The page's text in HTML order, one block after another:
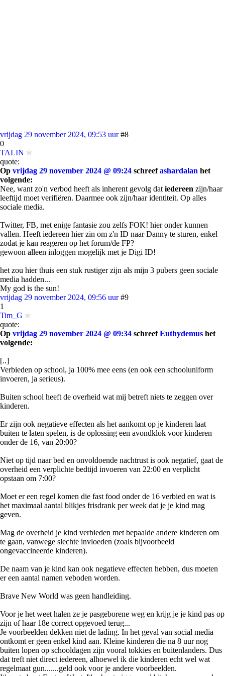
vrijdag 29 november 2024, 09:53 uur #8
0
TALIN
quote:
Op vrijdag 29 november 2024 @ 09:24 schreefashardalan het
volgende:
Nee, want zo'n verbod heeft als inherent gevolg dat iedereen zijn/haar
leeftijd moet verifiëren. Daarmee ook zijn/haar identiteit. Op alles
sociale media.
Twitter, FB, met enige fantasie zou zelfs FOK! hier onder kunnen
vallen. Heeft iedereen hier zin om z'n ID naar Danny te sturen, enkel
zodat je kan reageren op het forum/de FP?
gewoon alleen inloggen mogelijk met je Digi ID!
het zou hier thuis een stuk rustiger zijn als mijn 3 pubers geen sociale
media hadden...
My god is the sun!
vrijdag 29 november 2024, 09:56 uur #9
1
Tim_G
quote:
Op vrijdag 29 november 2024 @ 09:34 schreefEuthydemus het
volgende:
[..]
Verbieden op school, ja 100% mee eens (en ook een schooluniform
invoeren, ja serieus).
Buiten school heeft de overheid wat mij betreft niets te zeggen over
kinderen.
Er zijn ook negatieve effecten als het aankomt op je kinderen laat
buiten te laten spelen, is de oplossing een avondklok voor kinderen
onder de 16, van 20:00?
Niet op tijd naar bed en onvoldoende nachtrust is ook negatief, gaat de
overheid een verplichte bedtijd invoeren van 22:00 en verplicht
opstaan om 7:00?
Moet er een regel komen die fast food onder de 16 verbied en wat is
het maximaal aantal blikjes frisdrank per week dat je je kind mag
geven.
Mag de overheid je kind verbieden met bepaalde andere kinderen om
te gaan, vanwege slechte invloeden (zoals bijvoorbeeld
ongevaccineerde kinderen).
De naam van je kind kan ook negatieve effecten hebben, dus moeten
er een aantal namen veboden worden.
Brave New World was geen handleiding.
Voor je het weet halen ze je pasgeborene weg en krijg je je kind pas op
zijn of haar 18e correct opgevoed terug...
Je voorbeelden dekken niet de lading. In het geval van social media
ontkomt er geen enkel kind aan. Kleine kinderen die na 8 uur nog
buiten lopen op schooldagen zijn vooral tokkies en buitenlanders. Dus
dat treft niet direct iedereen, alhoewel ik die kinderen echt wel wat
regelmaat gun.......geld ook voor je andere voorbeelden.